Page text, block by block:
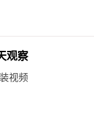
观察
视频